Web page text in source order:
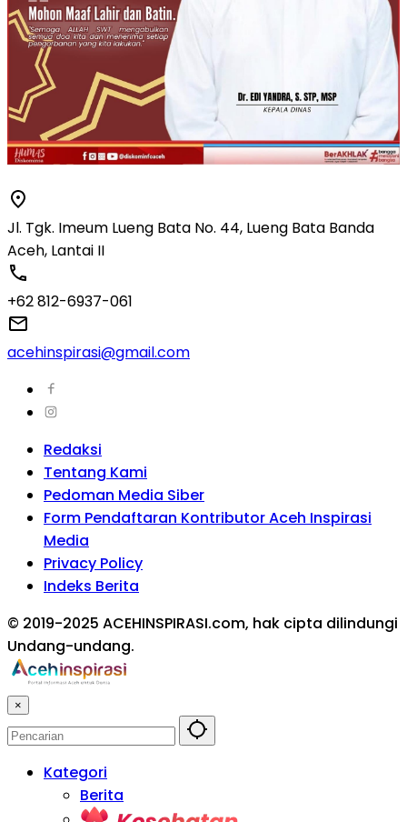
Jl. Tgk. Imeum Lueng Bata No. 44, Lueng Bata Banda
Aceh, Lantai II
+62 812-6937-061
acehinspirasi@gmail.com
Redaksi
Tentang Kami
Pedoman Media Siber
Form Pendaftaran Kontributor Aceh Inspirasi
Media
Privacy Policy
Indeks Berita
© 2019-2025 ACEHINSPIRASI.com, hak cipta dilindungi
Undang-undang.
×
Kategori
Berita